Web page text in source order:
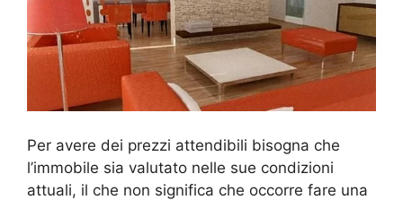
Per avere dei prezzi attendibili bisogna che
l’immobile sia valutato nelle sue condizioni
attuali, il che non significa che occorre fare una